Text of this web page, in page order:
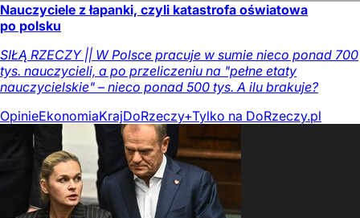
Nauczyciele z łapanki, czyli katastrofa oświatowa
po polsku
SIŁĄ RZECZY || W Polsce pracuje w sumie nieco ponad 700
tys. nauczycieli, a po przeliczeniu na "pełne etaty
nauczycielskie" – nieco ponad 500 tys. A ilu brakuje?
OpinieEkonomiaKrajDoRzeczy+Tylko na DoRzeczy.pl